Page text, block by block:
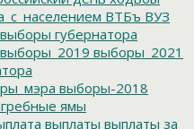
ВТБъ ВУЗ
выборы губернатора
выборы_2019 выборы_2021
выборы-2018
ямы
выплаты выплаты за